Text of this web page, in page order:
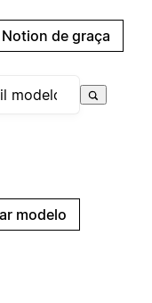
de graça
modelo